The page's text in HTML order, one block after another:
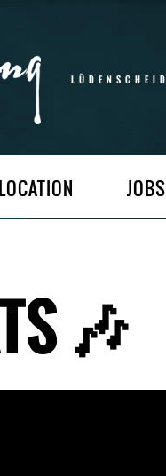
LÜDENSCHEID
LOCATION JOBS
🎶